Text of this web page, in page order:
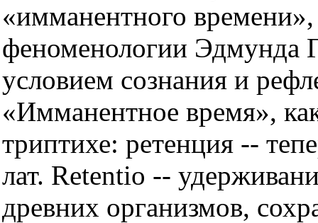
«имманентного
феноменологии Эдмунда
условием сознания и
«Имманентное время»,
триптихе: ретенция --
лат. Retentio --
древних организмов,